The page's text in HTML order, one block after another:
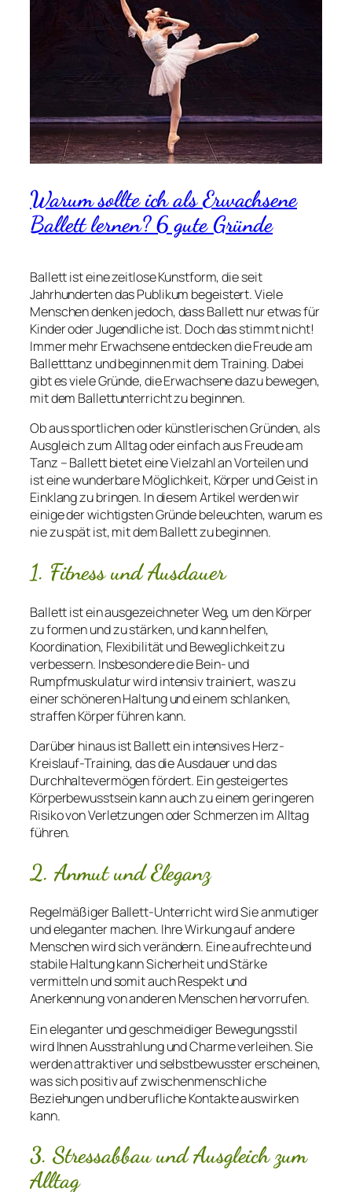
Warum sollte ich als Erwachsene
Ballett lernen? 6 gute Gründe
Ballett ist eine zeitlose Kunstform, die seit
Jahrhunderten das Publikum begeistert. Viele
Menschen denken jedoch, dass Ballett nur etwas für
Kinder oder Jugendliche ist. Doch das stimmt nicht!
Immer mehr Erwachsene entdecken die Freude am
Balletttanz und beginnen mit dem Training. Dabei
gibt es viele Gründe, die Erwachsene dazu bewegen,
mit dem Ballettunterricht zu beginnen.
Ob aus sportlichen oder künstlerischen Gründen, als
Ausgleich zum Alltag oder einfach aus Freude am
Tanz – Ballett bietet eine Vielzahl an Vorteilen und
ist eine wunderbare Möglichkeit, Körper und Geist in
Einklang zu bringen. In diesem Artikel werden wir
einige der wichtigsten Gründe beleuchten, warum es
nie zu spät ist, mit dem Ballett zu beginnen.
1. Fitness und Ausdauer
Ballett ist ein ausgezeichneter Weg, um den Körper
zu formen und zu stärken, und kann helfen,
Koordination, Flexibilität und Beweglichkeit zu
verbessern. Insbesondere die Bein- und
Rumpfmuskulatur wird intensiv trainiert, was zu
einer schöneren Haltung und einem schlanken,
straffen Körper führen kann.
Darüber hinaus ist Ballett ein intensives Herz-
Kreislauf-Training, das die Ausdauer und das
Durchhaltevermögen fördert. Ein gesteigertes
Körperbewusstsein kann auch zu einem geringeren
Risiko von Verletzungen oder Schmerzen im Alltag
führen.
2. Anmut und Eleganz
Regelmäßiger Ballett-Unterricht wird Sie anmutiger
und eleganter machen. Ihre Wirkung auf andere
Menschen wird sich verändern. Eine aufrechte und
stabile Haltung kann Sicherheit und Stärke
vermitteln und somit auch Respekt und
Anerkennung von anderen Menschen hervorrufen.
Ein eleganter und geschmeidiger Bewegungsstil
wird Ihnen Ausstrahlung und Charme verleihen. Sie
werden attraktiver und selbstbewusster erscheinen,
was sich positiv auf zwischenmenschliche
Beziehungen und berufliche Kontakte auswirken
kann.
3. Stressabbau und Ausgleich zum
Alltag